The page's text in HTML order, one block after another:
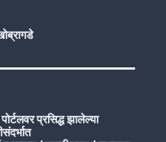
प्रसिद्ध झालेल्या